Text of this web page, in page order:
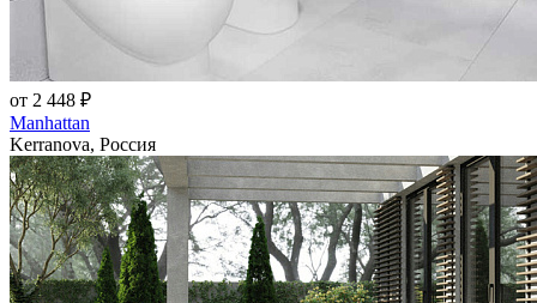
от 2 448 ₽
Manhattan
Kerranova, Россия